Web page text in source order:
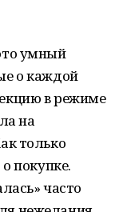
умный
о каждой
в режиме
на
только
покупке.
часто